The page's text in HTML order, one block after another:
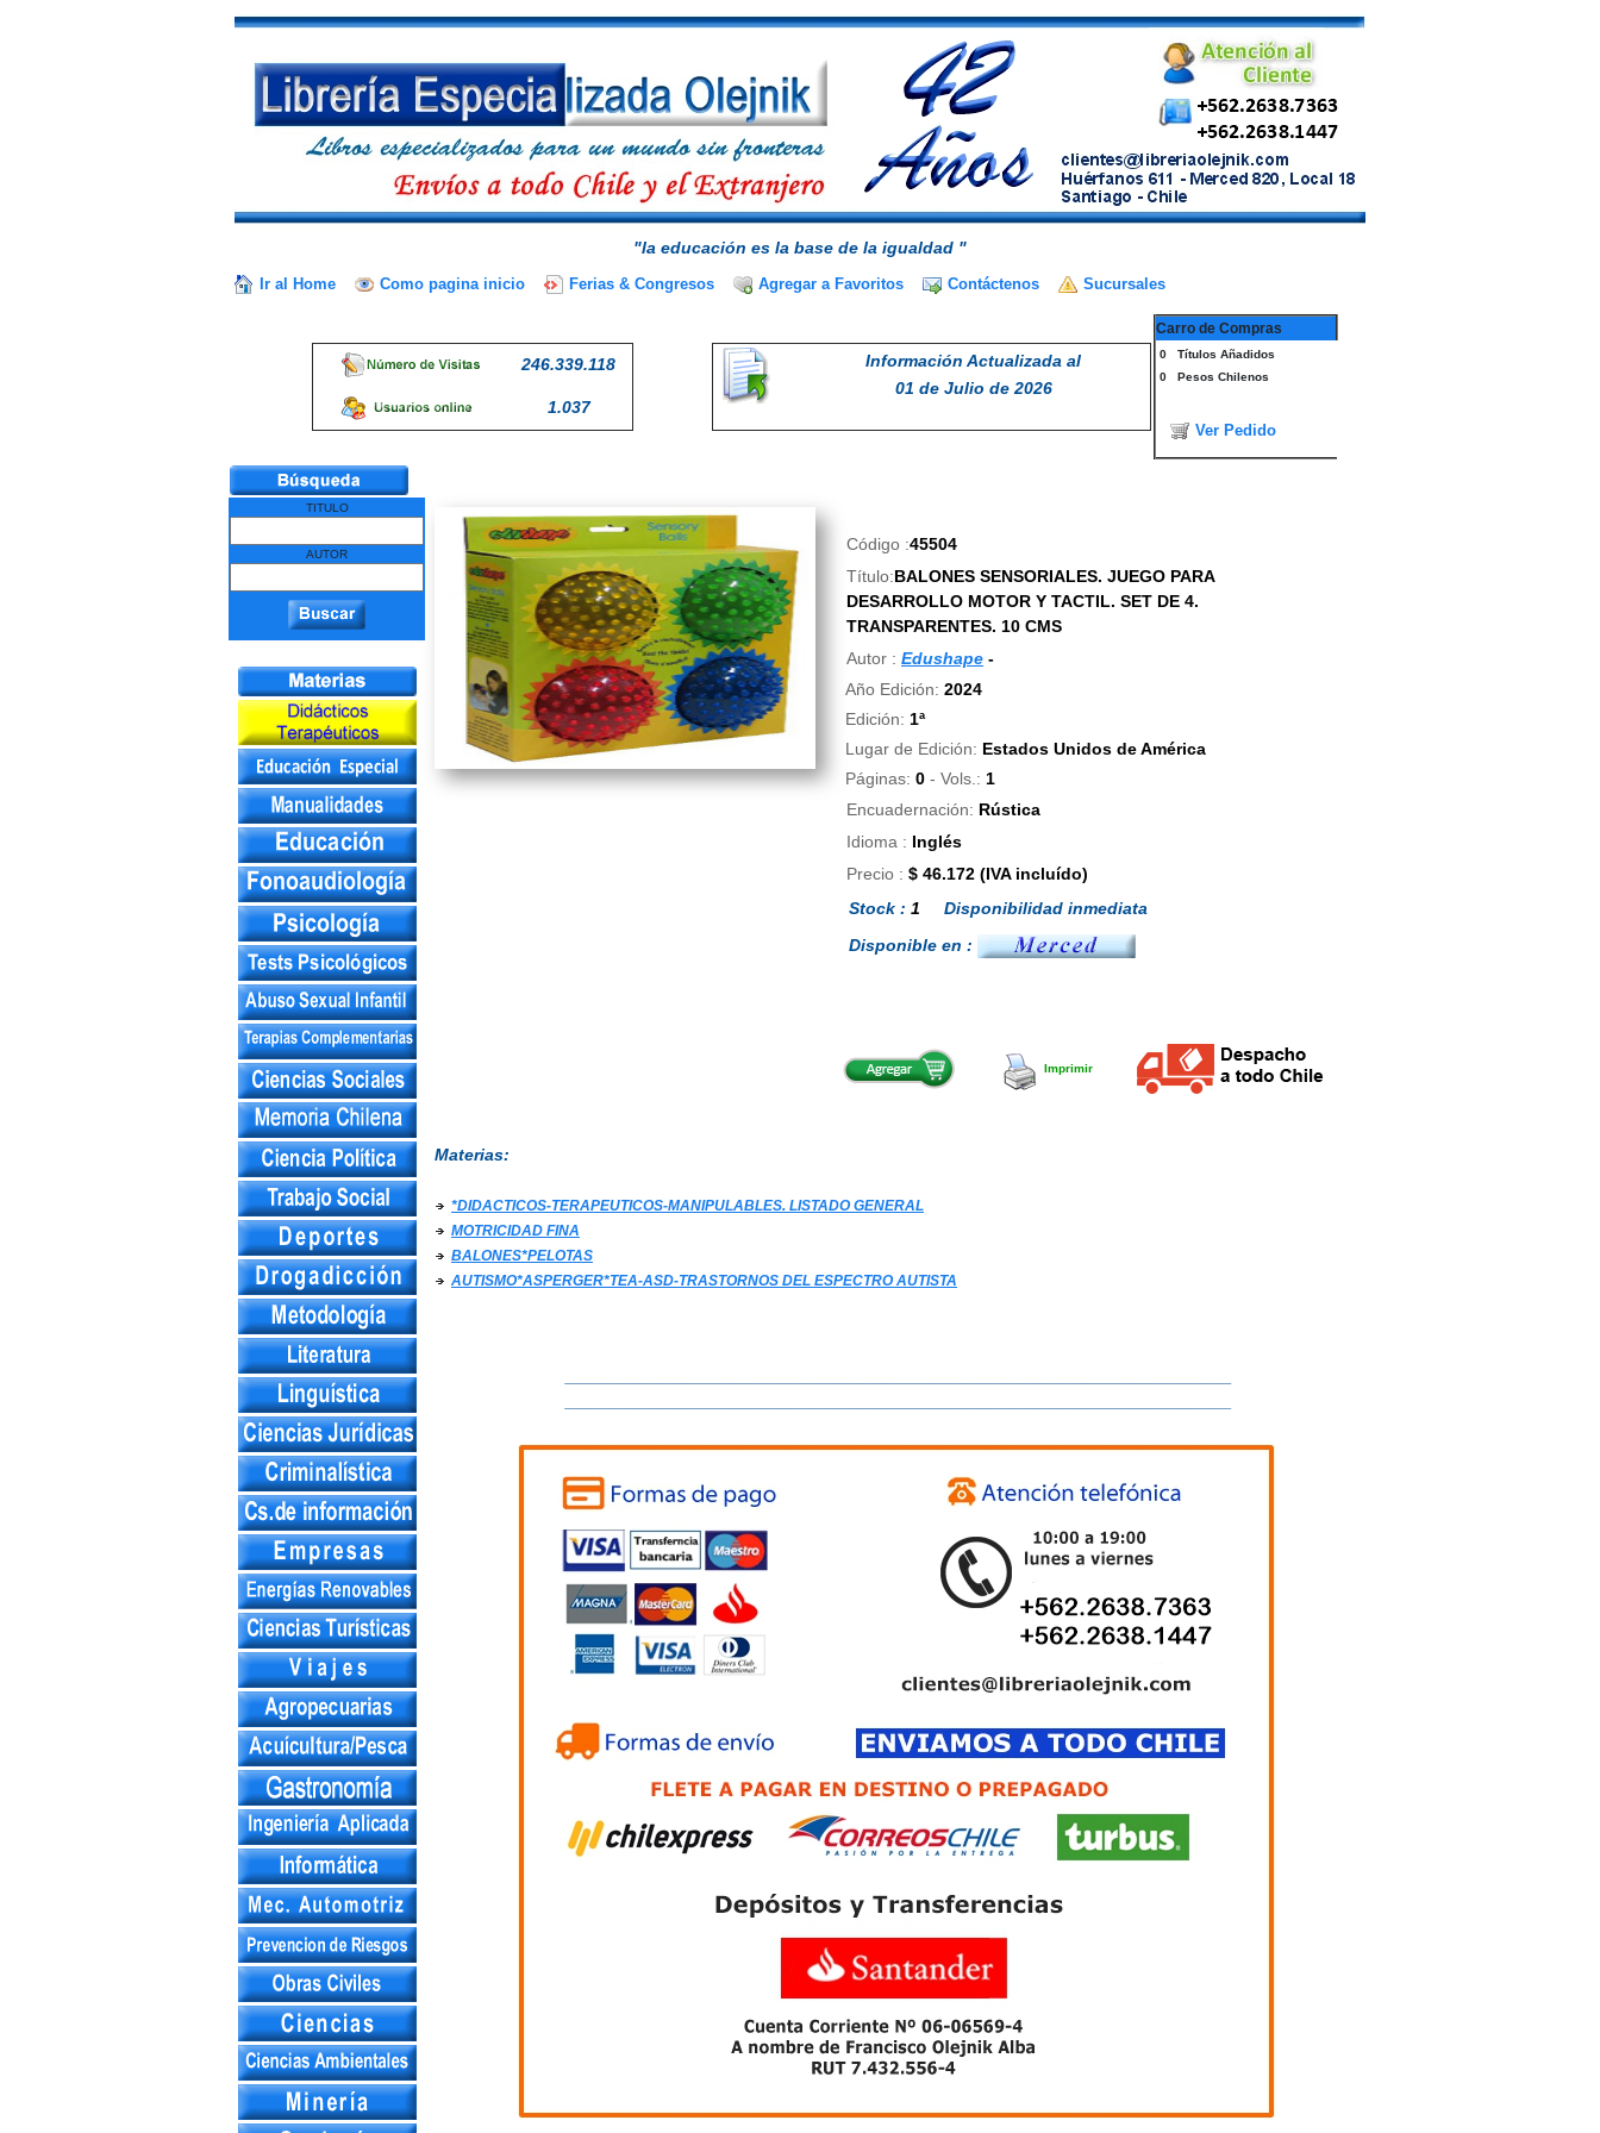
"la educación es la base de la igualdad "
Ir al Home Como pagina inicio Ferias & Congresos Agregar a Favoritos Contáctenos Sucursales
246.339.118
1.037
Información Actualizada al
01 de Julio de 2026
Carro de Compras
0 Títulos Añadidos
0 Pesos Chilenos
Ver Pedido
TITULO
AUTOR
Código :45504
Título:BALONES SENSORIALES. JUEGO PARA
DESARROLLO MOTOR Y TACTIL. SET DE 4.
TRANSPARENTES. 10 CMS
Autor : Edushape -
Año Edición: 2024
Edición: 1ª
Lugar de Edición: Estados Unidos de América
Páginas: 0 - Vols.: 1
Encuadernación: Rústica
Idioma : Inglés
Precio : $ 46.172 (IVA incluído)
Stock : 1 Disponibilidad inmediata
Disponible en :
Imprimir
Materias:
*DIDACTICOS-TERAPEUTICOS-MANIPULABLES. LISTADO GENERAL
MOTRICIDAD FINA
BALONES*PELOTAS
AUTISMO*ASPERGER*TEA-ASD-TRASTORNOS DEL ESPECTRO AUTISTA